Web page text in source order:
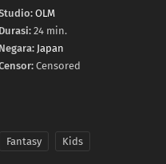
OLM
Durasi: 24 min.
Negara: Japan
Censored
Fantasy Kids